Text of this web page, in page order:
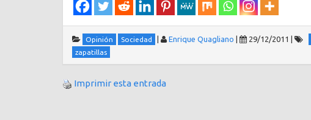
Opinión Sociedad | Enrique Quagliano | 29/12/2011 |
zapatillas
Imprimir esta entrada